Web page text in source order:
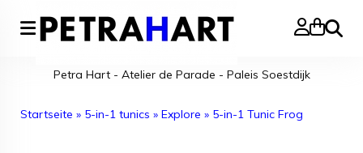
Suche
Petra Hart - Atelier de Parade - Paleis Soestdijk
Startseite » 5-in-1 tunics » Explore » 5-in-1 Tunic Frog